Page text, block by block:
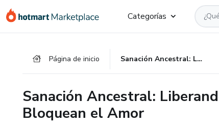
Categorías
Página de inicio Sanación Ancestral: Liberando Heridas Emocionales que Bloquean el Amor
Sanación Ancestral:
Bloquean el Amor